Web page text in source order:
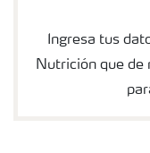
Ingresa tus
Nutrición que de